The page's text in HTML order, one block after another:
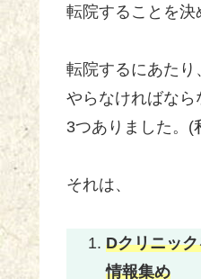
転院することを決
転院するにあたり
やらなければなら
3つありました。(
それは、
Dクリニッ
情報集め